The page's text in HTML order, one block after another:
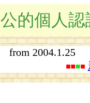
公的個人
from
■■■■